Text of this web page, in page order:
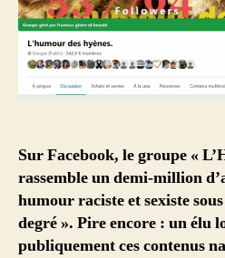
Sur Facebook, le groupe «
rassemble un demi-million
humour raciste et sexiste
degré ». Pire encore : un élu
publiquement ces contenus